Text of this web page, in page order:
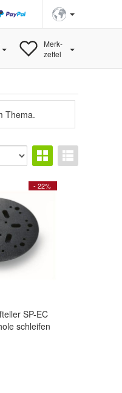
Merk-
zettel
Thema.
- 22%
SP-EC
schleifen